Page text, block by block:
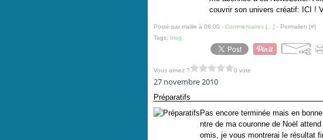
couvrir son univers créatif: ICI !
Posté par malile à 08:00 - Commentaires [ ] - Permalien [#]
Tags: blog
Vous aimez ? 0 vote
27 novembre 2010
Préparatifs
Pas encore terminée mais en
ntre de ma couronne de Noël
omis, je vous montrerai le résultat